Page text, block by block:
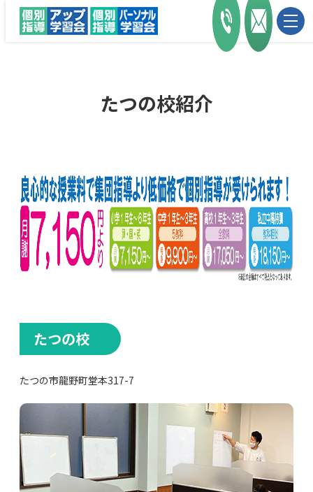
たつの校紹介
たつの校
たつの市龍野町堂本317-7